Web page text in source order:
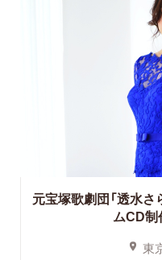
元宝塚歌劇団「透水さ
ムCD制
東